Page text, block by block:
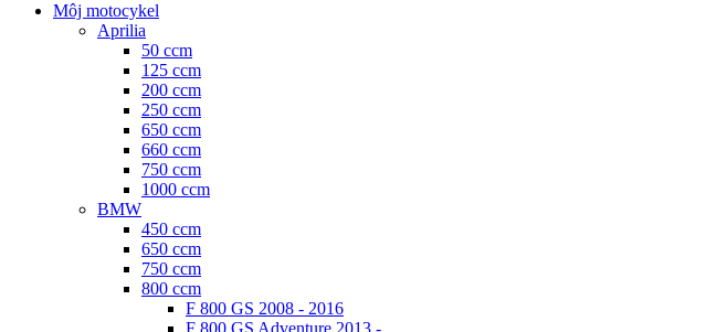
Môj motocykel
Aprilia
50 ccm
125 ccm
200 ccm
250 ccm
650 ccm
660 ccm
750 ccm
1000 ccm
BMW
450 ccm
650 ccm
750 ccm
800 ccm
F 800 GS 2008 - 2016
F 800 GS Adventure 2013 -